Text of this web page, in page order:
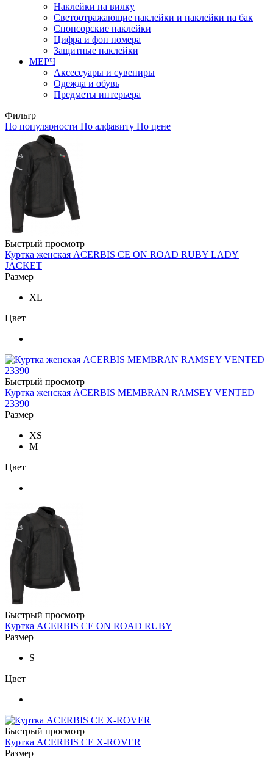
Наклейки на вилку
Светоотражающие наклейки и наклейки на бак
Спонсорские наклейки
Цифра и фон номера
Защитные наклейки
МЕРЧ
Аксессуары и сувениры
Одежда и обувь
Предметы интерьера
Фильтр
По популярности По алфавиту По цене
Быстрый просмотр
Куртка женская ACERBIS CE ON ROAD RUBY LADY
JACKET
Размер
XL
Цвет
Быстрый просмотр
Куртка женская ACERBIS MEMBRAN RAMSEY VENTED
23390
Размер
XS
M
Цвет
Быстрый просмотр
Куртка ACERBIS CE ON ROAD RUBY
Размер
S
Цвет
Быстрый просмотр
Куртка ACERBIS CE X-ROVER
Размер